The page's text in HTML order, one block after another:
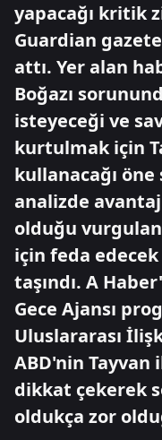
yapacağı kritik
Guardian
attı. Yer alan
Boğazı
isteyeceği ve
kurtulmak için
kullanacağı
analizde
olduğu
için feda
taşındı. A
Gece Ajansı
Uluslararası
ABD'nin Tayvan
dikkat çekerek
oldukça zor